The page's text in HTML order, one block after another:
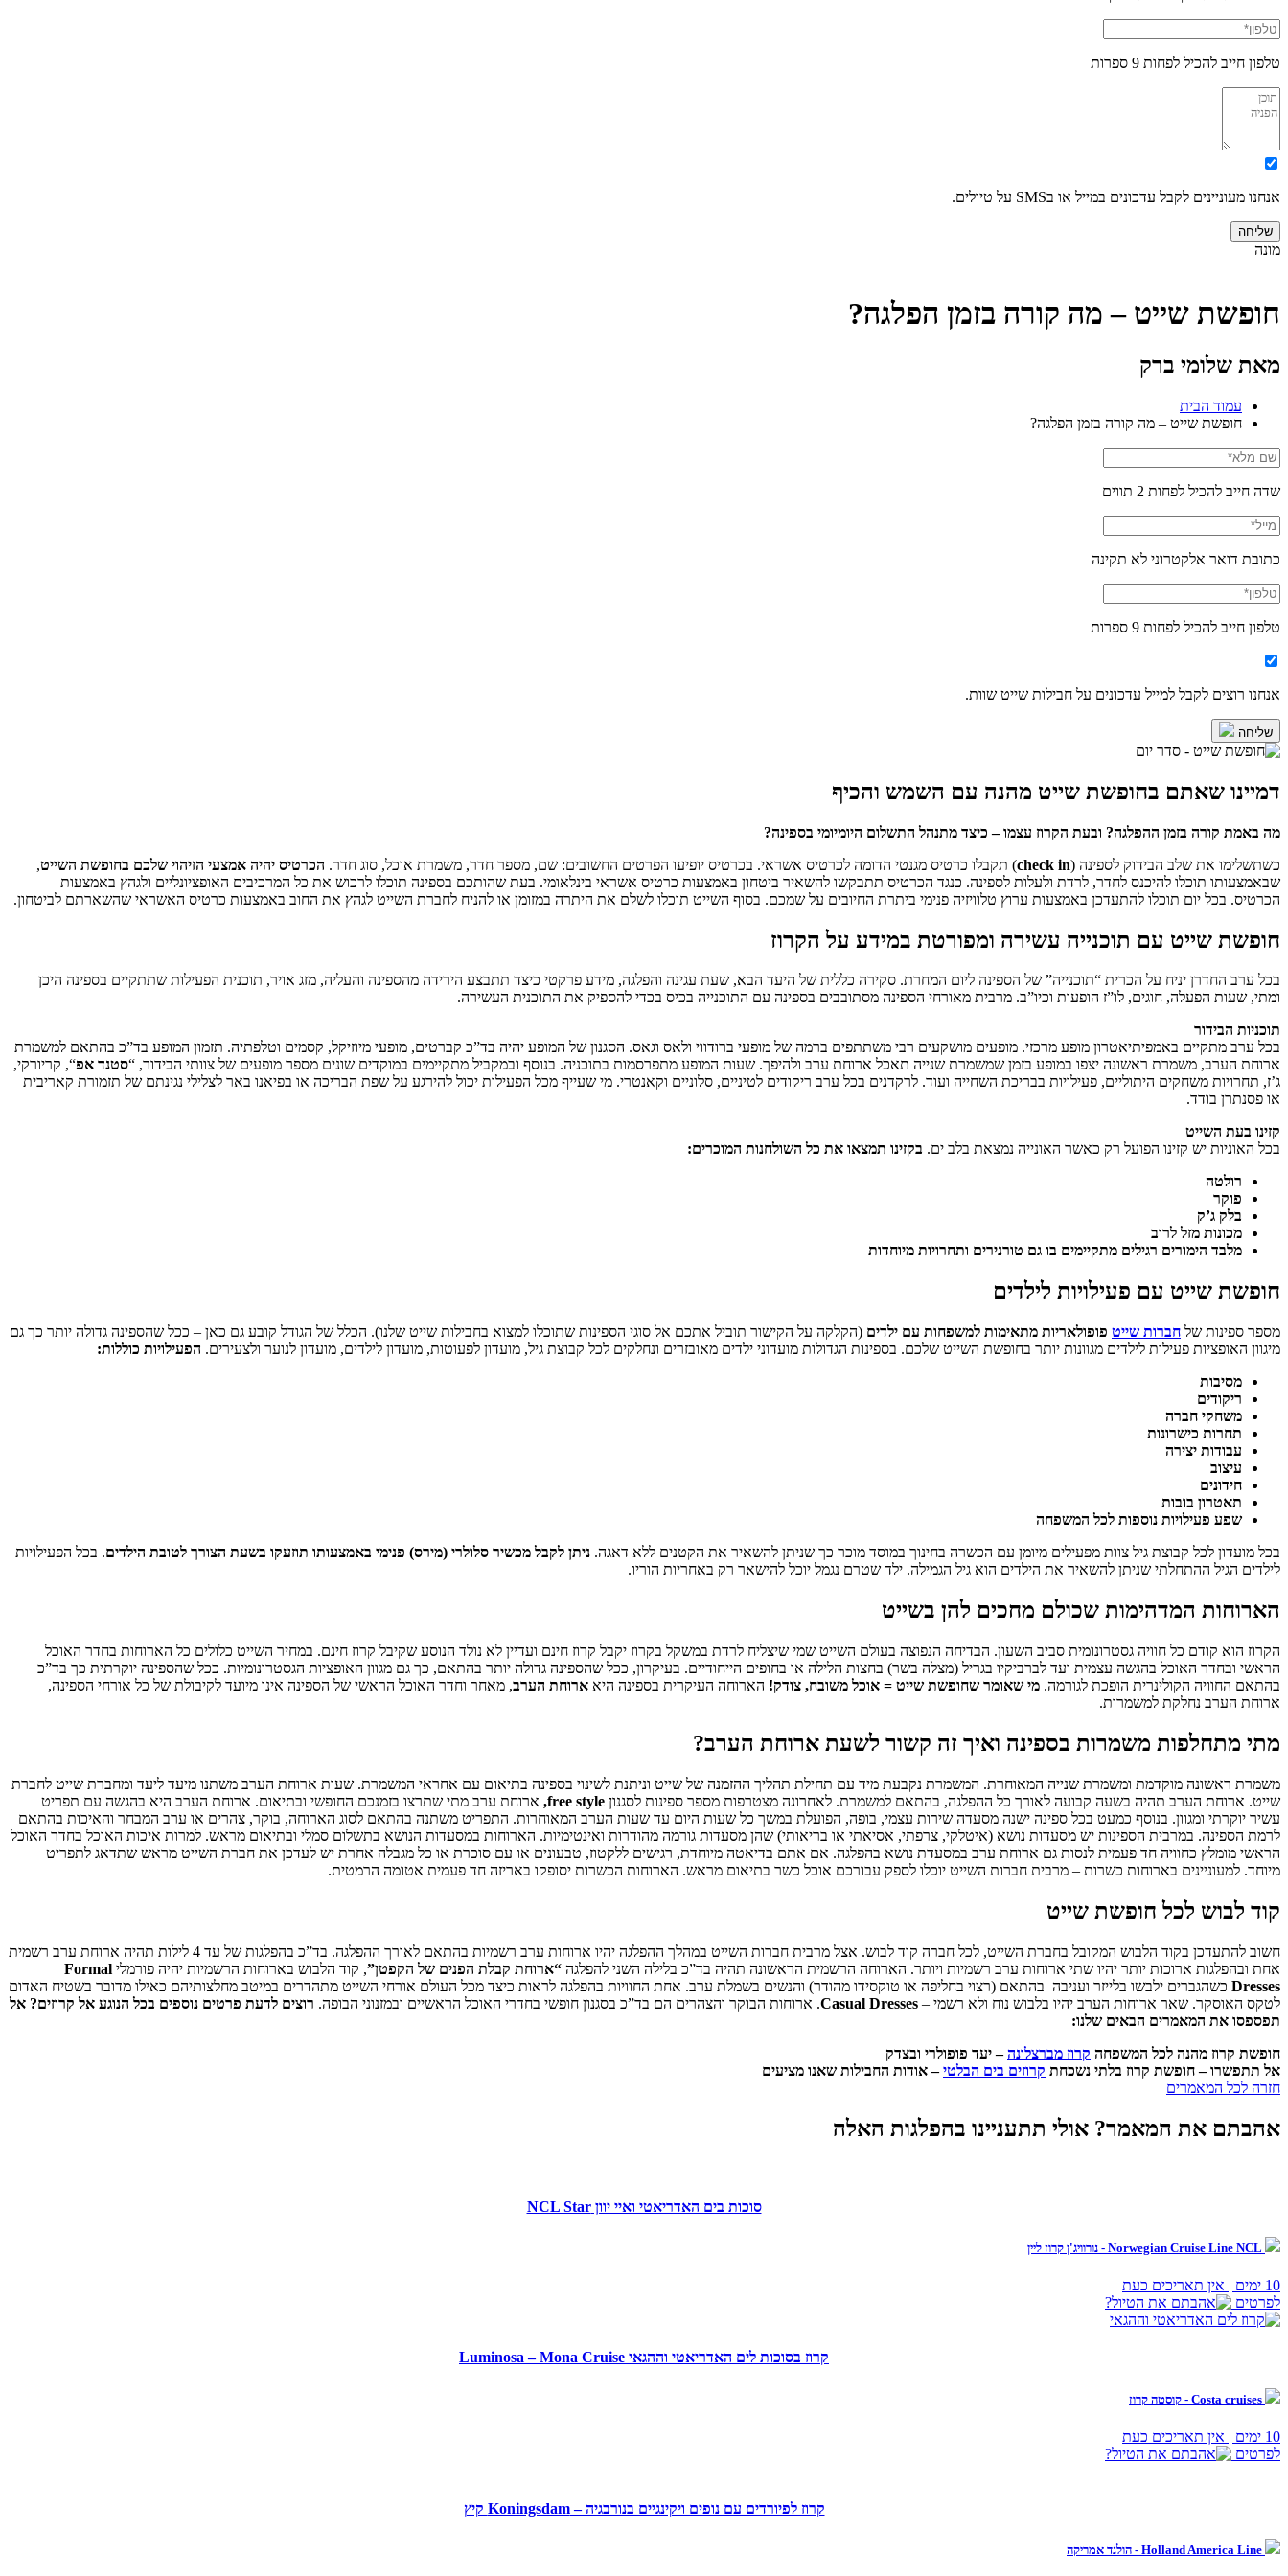
טלפון חייב להכיל לפחות 9 ספרות
אנחנו מעוניינים לקבל עדכונים במייל או בSMS על טיולים.
שליחה
מונה
חופשת שייט – מה קורה בזמן הפלגה?
מאת שלומי ברק
עמוד הבית
חופשת שייט – מה קורה בזמן הפלגה?
שדה חייב להכיל לפחות 2 תווים
כתובת דואר אלקטרוני לא תקינה
טלפון חייב להכיל לפחות 9 ספרות
אנחנו רוצים לקבל למייל עדכונים על חבילות שייט שוות.
שליחה
דמיינו שאתם בחופשת שייט מהנה עם השמש והכיף
מה באמת קורה בזמן ההפלגה? ובעת הקרוז עצמו – כיצד מתנהל התשלום היומיומי בספינה?
כשתשלימו את שלב הבידוק לספינה (check in) תקבלו כרטיס מגנטי הדומה לכרטיס אשראי. בכרטיס יופיעו הפרטים החשובים: שם, מספר חדר, משמרת אוכל, סוג חדר. הכרטיס יהיה אמצעי הזיהוי שלכם בחופשת השייט,
שבאמצעותו תוכלו להיכנס לחדר, לרדת ולעלות לספינה. כנגד הכרטיס תתבקשו להשאיר ביטחון באמצעות כרטיס אשראי בינלאומי. בעת שהותכם בספינה תוכלו לרכוש את כל המרכיבים האופציונליים ולגהץ באמצעות
הכרטיס. בכל יום תוכלו להתעדכן באמצעות ערוץ טלוויזיה פנימי ביתרת החיובים על שמכם. בסוף השייט תוכלו לשלם את היתרה במזומן או להניח לחברת השייט לגהץ את החוב באמצעות כרטיס האשראי שהשארתם לביטחון.
חופשת שייט עם תוכנייה עשירה ומפורטת במידע על הקרוז
בכל ערב החדרן יניח על הכרית “תוכנייה” של הספינה ליום המחרת. סקירה כללית של היעד הבא, שעת עגינה והפלגה, מידע פרקטי כיצד תתבצע הירידה מהספינה והעליה, מזג אויר, תוכנית הפעילות שתתקיים בספינה היכן
ומתי, שעות הפעלה, חוגים, לו”ז הופעות וכיו”ב. מרבית מאורחי הספינה מסתובבים בספינה עם התוכנייה בכיס בכדי להספיק את התוכנית העשירה.
תוכניות הבידור
בכל ערב מתקיים באמפיתיאטרון מופע מרכזי. מופעים מושקעים רבי משתתפים ברמה של מופעי ברודווי ולאס וגאס. הסגנון של המופע יהיה בד”כ קברטים, מופעי מיוזיקל, קסמים וטלפתיה. תזמון המופע בד”כ בהתאם למשמרת
ארוחת הערב, משמרת ראשונה יצפו במופע בזמן שמשמרת שנייה תאכל ארוחת ערב ולהיפך. שעות המופע מתפרסמות בתוכניה. בנוסף ובמקביל מתקיימים במוקדים שונים מספר מופעים של צוותי הבידור, “סטנד אפ“, קריורקי,
ג’ז, תחרויות משחקים היתוליים, פעילויות בבריכת השחייה ועוד. לרקדנים בכל ערב ריקודים לטיניים, סלוניים וקאנטרי. מי שעייף מכל הפעילות יכול להירגע על שפת הבריכה או בפיאנו באר לצלילי נגינתם של תזמורת קאריבית
או פסנתרן בודד.
קזינו בעת השייט
בכל האוניות יש קזינו הפועל רק כאשר האונייה נמצאת בלב ים. בקזינו תמצאו את כל השולחנות המוכרים:
רולטה
פוקר
בלק ג’ק
מכונות מזל לרוב
מלבד הימורים רגילים מתקיימים בו גם טורנירים ותחרויות מיוחדות
חופשת שייט עם פעילויות לילדים
מספר ספינות של חברות שייט פופולאריות מתאימות למשפחות עם ילדים (הקלקה על הקישור תוביל אתכם אל סוגי הספינות שתוכלו למצוא בחבילות שייט שלנו). הכלל של הגודל קובע גם כאן – ככל שהספינה גדולה יותר כך גם
מיגוון האופציות פעילות לילדים מגוונות יותר בחופשת השייט שלכם. בספינות הגדולות מועדוני ילדים מאובזרים ונחלקים לכל קבוצת גיל, מועדון לפעוטות, מועדון לילדים, מועדון לנוער ולצעירים. הפעילויות כוללות:
מסיבות
ריקודים
משחקי חברה
תחרות כישרונות
עבודות יצירה
עיצוב
חידונים
תאטרון בובות
שפע פעילויות נוספות לכל המשפחה
בכל מועדון לכל קבוצת גיל צוות מפעילים מיומן עם הכשרה בחינוך במוסד מוכר כך שניתן להשאיר את הקטנים ללא דאגה. ניתן לקבל מכשיר סלולרי (מירס) פנימי באמצעותו תוזעקו בשעת הצורך לטובת הילדים. בכל הפעילויות
לילדים הגיל ההתחלתי שניתן להשאיר את הילדים הוא גיל הגמילה. ילד שטרם נגמל יוכל להישאר רק באחריות הוריו.
הארוחות המדהימות שכולם מחכים להן בשייט
הקרוז הוא קודם כל חוויה גסטרונומית סביב השעון. הבדיחה הנפוצה בעולם השייט שמי שיצליח לרדת במשקל בקרוז יקבל קרוז חינם ועדיין לא נולד הנוסע שקיבל קרוז חינם. במחיר השייט כלולים כל הארוחות בחדר האוכל
הראשי ובחדר האוכל בהגשה עצמית ועד לברביקיו בגריל (מצלה בשר) בחצות הלילה או בחופים הייחודיים. בעיקרון, ככל שהספינה גדולה יותר בהתאם, כך גם מגוון האופציות הגסטרונומיות. ככל שהספינה יוקרתית כך בד”כ
בהתאם החוויה הקולינרית הופכת לגורמה. מי שאומר שחופשת שייט = אוכל משובח, צודק! הארוחה העיקרית בספינה היא ארוחת הערב, מאחר וחדר האוכל הראשי של הספינה אינו מיועד לקיבולת של כל אורחי הספינה,
ארוחת הערב נחלקת למשמרות.
מתי מתחלפות משמרות בספינה ואיך זה קשור לשעת ארוחת הערב?
משמרת ראשונה מוקדמת ומשמרת שנייה המאוחרת. המשמרת נקבעת מיד עם תחילת תהליך ההזמנה של שייט וניתנת לשינוי בספינה בתיאום עם אחראי המשמרת. שעות ארוחת הערב משתנו מיעד ליעד ומחברת שייט לחברת
שייט. ארוחת הערב תהיה בשעה קבועה לאורך כל ההפלגה, בהתאם למשמרת. לאחרונה מצטרפות מספר ספינות לסגנון free style, ארוחת ערב מתי שתרצו בזמנכם החופשי ובתיאום. ארוחת הערב היא בהגשה עם תפריט
עשיר יוקרתי ומגוון. בנוסף כמעט בכל ספינה ישנה מסעדה שירות עצמי, בופה, הפועלת במשך כל שעות היום עד שעות הערב המאוחרות. התפריט משתנה בהתאם לסוג הארוחה, בוקר, צהרים או ערב המבחר והאיכות בהתאם
לרמת הספינה. במרבית הספינות יש מסעדות נושא (איטלקי, צרפתי, אסיאתי או בריאותי) שהן מסעדות גורמה מהודרות ואינטימיות. הארוחות במסעדות הנושא בתשלום סמלי ובתיאום מראש. למרות איכות האוכל בחדר האוכל
הראשי מומלץ כחוויה חד פעמית לנסות גם ארוחת ערב במסעדת נושא בהפלגה. אם אתם בדיאטה מיוחדת, רגישים ללקטוז, טבעונים או עם סוכרת או כל מגבלה אחרת יש לעדכן את חברת השייט מראש שתדאג לתפריט
מיוחד. למעוניינים בארוחות כשרות – מרבית חברות השייט יוכלו לספק עבורכם אוכל כשר בתיאום מראש. הארוחות הכשרות יסופקו באריזה חד פעמית אטומה הרמטית.
קוד לבוש לכל חופשת שייט
חשוב להתעדכן בקוד הלבוש המקובל בחברת השייט, לכל חברה קוד לבוש. אצל מרבית חברות השייט במהלך ההפלגה יהיו ארוחות ערב רשמיות בהתאם לאורך ההפלגה. בד”כ בהפלגות של עד 4 לילות תהיה ארוחת ערב רשמית
אחת ובהפלגות ארוכות יותר יהיו שתי ארוחות ערב רשמיות ויותר. הארוחה הרשמית הראשונה תהיה בד”כ בלילה השני להפלגה “ארוחת קבלת הפנים של הקפטן”, קוד הלבוש בארוחות הרשמיות יהיה פורמלי Formal
Dresses כשהגברים ילבשו בלייזר ועניבה בהתאם (רצוי בחליפה או טוקסידו מהודר) והנשים בשמלת ערב. אחת החוויות בהפלגה לראות כיצד מכל העולם אורחי השייט מתהדרים במיטב מחלצותיהם כאילו מדובר בשטיח האדום
לטקס האוסקר. שאר ארוחות הערב יהיו בלבוש נוח ולא רשמי – Casual Dresses. ארוחות הבוקר והצהרים הם בד”כ בסגנון חופשי בחדרי האוכל הראשיים ובמזנוני הבופה. רוצים לדעת פרטים נוספים בכל הנוגע אל קרוזים? אל
תפספסו את המאמרים הבאים שלנו:
חופשת קרוז מהנה לכל המשפחה קרוז מברצלונה– יעד פופולרי ובצדק
אל תתפשרו – חופשת קרוז בלתי נשכחת קרוזים בים הבלטי– אודות החבילות שאנו מציעים
חזרה לכל המאמרים
אהבתם את המאמר? אולי תתעניינו בהפלגות האלה
סוכות בים האדריאטי ואיי יוון NCL Star
10 ימים | אין תאריכים כעת
לפרטים
קרוז בסוכות לים האדריאטי וההגאי Luminosa – Mona Cruise
10 ימים | אין תאריכים כעת
לפרטים
קרוז לפיורדים עם נופים ויקינגיים בנורבגיה – Koningsdam קיץ